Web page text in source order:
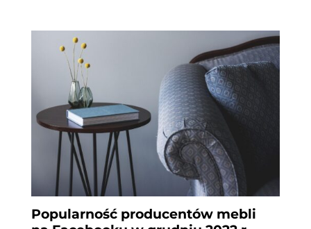
Popularność producentów mebli